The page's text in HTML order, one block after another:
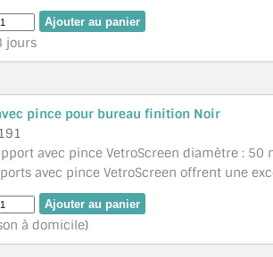
jours
pince pour bureau finition Noir
avec pince VetroScreen diamètre :
avec pince VetroScreen offrent une
à domicile)